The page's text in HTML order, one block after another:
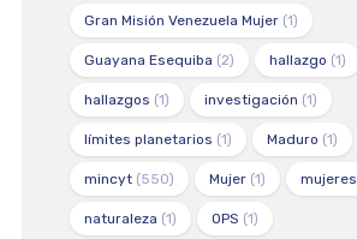
Gran Misión Venezuela Mujer(1)
Guayana Esequiba (2) hallazgo (1)
hallazgos (1) investigación (1)
límites planetarios (1) Maduro (1)
mincyt(550) Mujer(1) mujeres
naturaleza (1) OPS (1)